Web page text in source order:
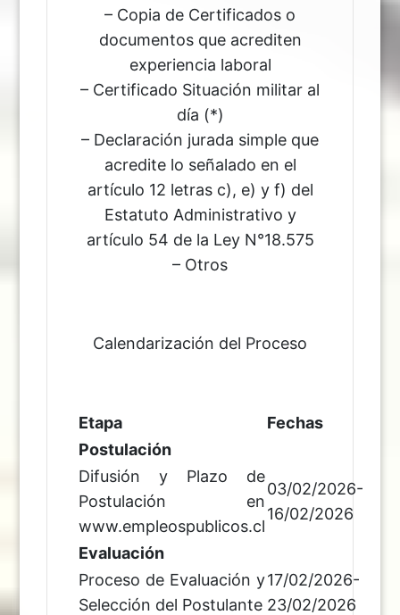
– Copia de Certificados o
documentos que acrediten
experiencia laboral
– Certificado Situación militar al
día (*)
– Declaración jurada simple que
acredite lo señalado en el
artículo 12 letras c), e) y f) del
Estatuto Administrativo y
artículo 54 de la Ley N°18.575
– Otros
Calendarización del Proceso
Etapa
Fechas
Postulación
Difusión y Plazo de
Postulación en
www.empleospublicos.cl
03/02/2026-
16/02/2026
Evaluación
Proceso de Evaluación y
Selección del Postulante
17/02/2026-
23/02/2026